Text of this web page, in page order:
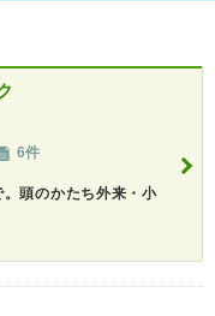
6件
頭のかたち外来・小